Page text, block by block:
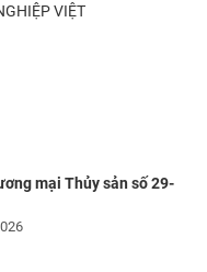
VIỆT
mại Thủy sản số 29-